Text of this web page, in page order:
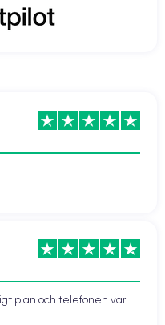
plan och telefonen var